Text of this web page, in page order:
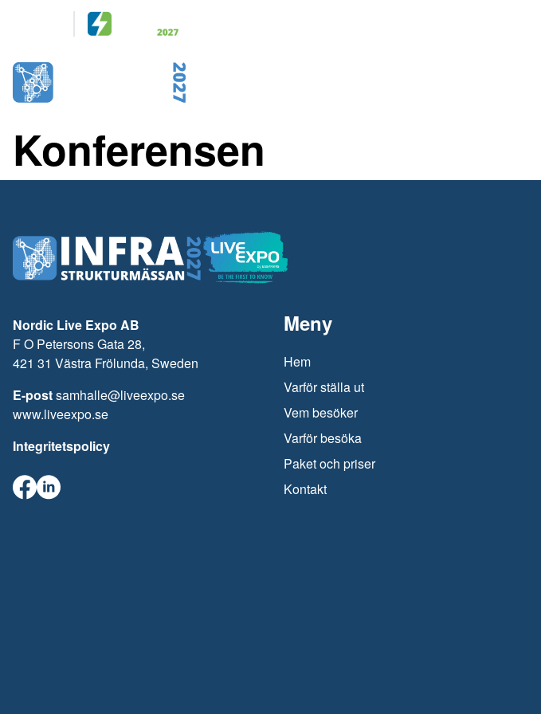
Konferensen
Nordic Live Expo AB
F O Petersons Gata 28,
421 31 Västra Frölunda, Sweden
E-postsamhalle@liveexpo.se
www.liveexpo.se
Integritetspolicy
Meny
Hem
Varför ställa ut
Vem besöker
Varför besöka
Paket och priser
Kontakt